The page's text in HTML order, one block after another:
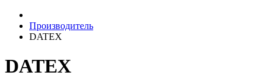
Производитель
DATEX
DATEX